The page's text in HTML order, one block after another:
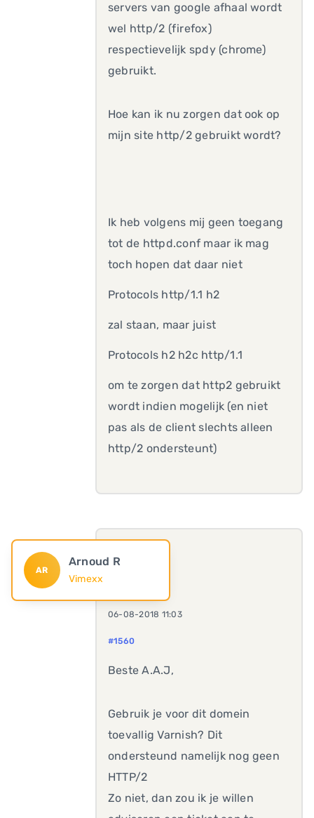
servers van google afhaal wordt
wel http/2 (firefox)
respectievelijk spdy (chrome)
gebruikt.
Hoe kan ik nu zorgen dat ook op
mijn site http/2 gebruikt wordt?
Ik heb volgens mij geen toegang
tot de httpd.conf maar ik mag
toch hopen dat daar niet
Protocols http/1.1 h2
zal staan, maar juist
Protocols h2 h2c http/1.1
om te zorgen dat http2 gebruikt
wordt indien mogelijk (en niet
pas als de client slechts alleen
http/2 ondersteunt)
AR
Arnoud R
Vimexx
06-08-2018 11:03
#1560
Beste A.A.J,
Gebruik je voor dit domein
toevallig Varnish? Dit
ondersteund namelijk nog geen
HTTP/2
Zo niet, dan zou ik je willen